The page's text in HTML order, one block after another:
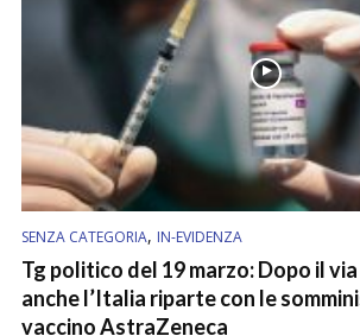
SENZA CATEGORIA, IN-EVIDENZA
Tg politico del 19 marzo: Dopo il
anche l’Italia riparte con le
vaccino AstraZeneca